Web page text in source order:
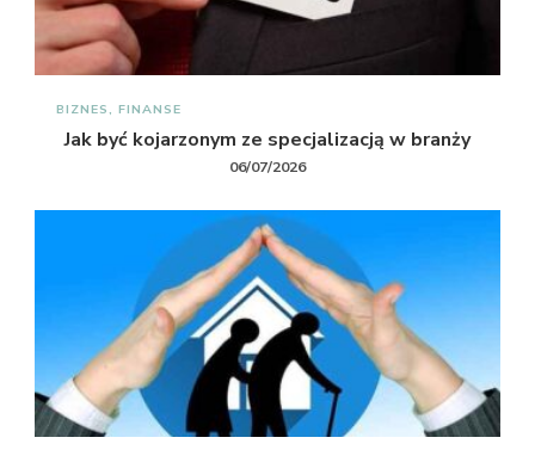
BIZNES, FINANSE
Jak być kojarzonym ze specjalizacją w branży
06/07/2026